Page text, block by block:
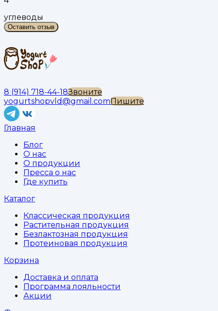
углеводы
Оставить отзыв
8 (914) 718-44-18Звоните
yogurtshopvld@gmail.comПишите
Главная
Блог
О нас
О продукции
Пресса о нас
Где купить
Каталог
Классическая продукция
Растительная продукция
Безлактозная продукция
Протеиновая продукция
Корзина
Доставка и оплата
Программа лояльности
Акции